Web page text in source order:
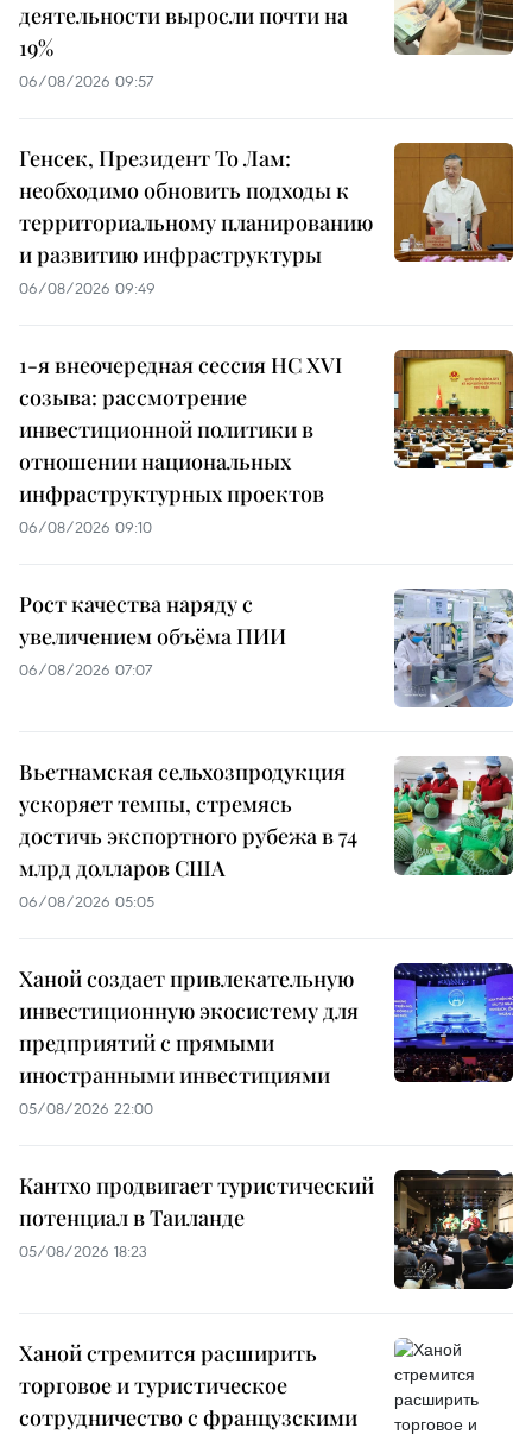
деятельности выросли почти на
19%
06/08/2026 09:57
Генсек, Президент То Лам:
необходимо обновить подходы к
территориальному планированию
и развитию инфраструктуры
06/08/2026 09:49
1-я внеочередная сессия НС XVI
созыва: рассмотрение
инвестиционной политики в
отношении национальных
инфраструктурных проектов
06/08/2026 09:10
Рост качества наряду с
увеличением объёма ПИИ
06/08/2026 07:07
Вьетнамская сельхозпродукция
ускоряет темпы, стремясь
достичь экспортного рубежа в 74
млрд долларов США
06/08/2026 05:05
Ханой создает привлекательную
инвестиционную экосистему для
предприятий с прямыми
иностранными инвестициями
05/08/2026 22:00
Кантхо продвигает туристический
потенциал в Таиланде
05/08/2026 18:23
Ханой стремится расширить
торговое и туристическое
сотрудничество с французскими